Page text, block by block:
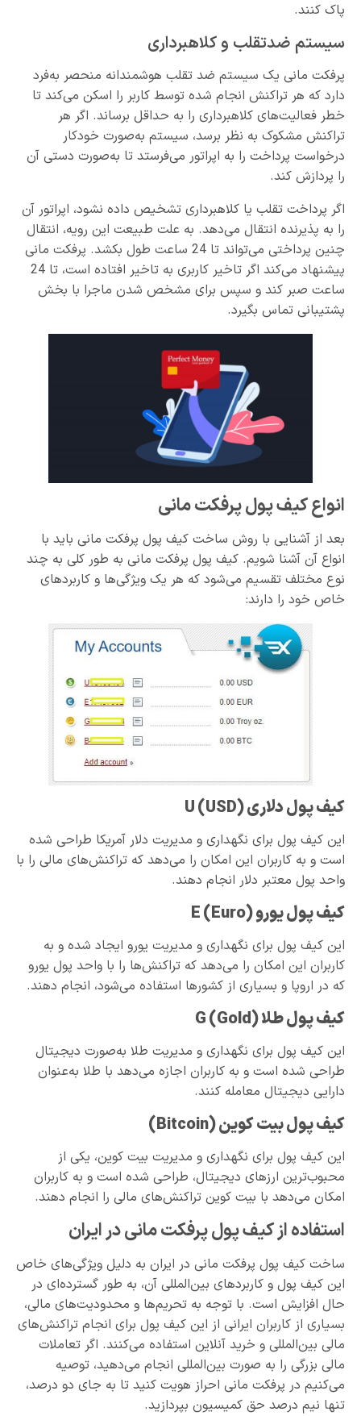
پاک کنند.
سیستم ضدتقلب و کلاهبرداری
پرفکت مانی یک سیستم ضد تقلب هوشمندانه منحصر به‌فرد
دارد که هر تراکنش انجام شده توسط کاربر را اسکن می‌کند تا
خطر فعالیت‌های کلاهبرداری را به حداقل برساند. اگر هر
تراکنش مشکوک به نظر برسد، سیستم به‌صورت خودکار
درخواست پرداخت را به اپراتور می‌فرستد تا به‌صورت دستی آن
را پردازش کند.
اگر پرداخت تقلب یا کلاهبرداری تشخیص داده نشود، اپراتور آن
را به پذیرنده انتقال می‌دهد. به علت طبیعت این رویه، انتقال
چنین پرداختی می‌تواند تا 24 ساعت طول بکشد. پرفکت مانی
پیشنهاد می‌کند اگر تاخیر کاربری به تاخیر افتاده است، تا 24
ساعت صبر کند و سپس برای مشخص شدن ماجرا با بخش
پشتیبانی تماس بگیرد.
انواع کیف پول پرفکت مانی
بعد از آشنایی با روش ساخت کیف پول پرفکت مانی باید با
انواع آن آشنا شویم. کیف پول پرفکت مانی به طور کلی به چند
نوع مختلف تقسیم می‌شود که هر یک ویژگی‌ها و کاربردهای
خاص خود را دارند:
کیف پول دلاری
این کیف پول برای نگهداری و مدیریت دلار آمریکا طراحی شده
است و به کاربران این امکان را می‌دهد که تراکنش‌های مالی را با
واحد پول معتبر دلار انجام دهند.
کیف پول یورو
این کیف پول برای نگهداری و مدیریت یورو ایجاد شده و به
کاربران این امکان را می‌دهد که تراکنش‌ها را با واحد پول یورو
که در اروپا و بسیاری از کشورها استفاده می‌شود، انجام دهند.
کیف پول طلا
این کیف پول برای نگهداری و مدیریت طلا به‌صورت دیجیتال
طراحی شده است و به کاربران اجازه می‌دهد با طلا به‌عنوان
دارایی دیجیتال معامله کنند.
کیف پول بیت کوین(Bitcoin)
این کیف پول برای نگهداری و مدیریت بیت کوین، یکی از
محبوب‌ترین ارزهای دیجیتال، طراحی شده است و به کاربران
امکان می‌دهد با بیت کوین تراکنش‌های مالی را انجام دهند.
استفاده از کیف پول پرفکت مانی در ایران
ساخت کیف پول پرفکت مانی در ایران به دلیل ویژگی‌های خاص
این کیف پول و کاربردهای بین‌المللی آن، به طور گسترده‌ای در
حال افزایش است. با توجه به تحریم‌ها و محدودیت‌های مالی،
بسیاری از کاربران ایرانی از این کیف پول برای انجام تراکنش‌های
مالی بین‌المللی و خرید آنلاین استفاده می‌کنند. اگر تعاملات
مالی بزرگی را به صورت بین‌المللی انجام می‌دهید، توصیه
می‌کنیم در پرفکت مانی احراز هویت کنید تا به جای دو درصد،
تنها نیم درصد حق کمیسیون بپردازید.